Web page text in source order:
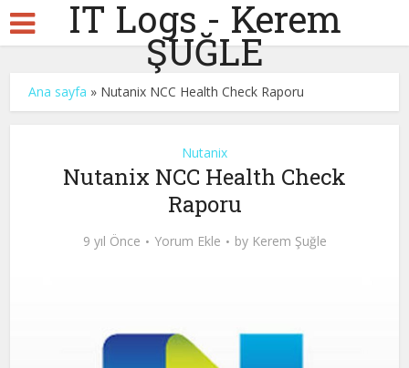
IT Logs - Kerem
ŞUĞLE
Ana sayfa » Nutanix NCC Health Check Raporu
Nutanix
Nutanix NCC Health Check
Raporu
9 yıl Önce Yorum Ekle by Kerem Şuğle